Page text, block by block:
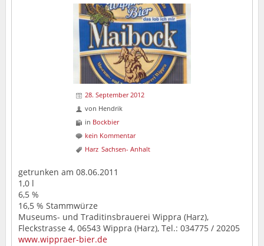
28. September 2012
von Hendrik
in Bockbier
kein Kommentar
Harz Sachsen- Anhalt
getrunken am 08.06.2011
1,0 l
6,5 %
16,5 % Stammwürze
Museums- und Traditinsbrauerei Wippra (Harz),
Fleckstrasse 4, 06543 Wippra (Harz), Tel.: 034775 / 20205
www.wippraer-bier.de